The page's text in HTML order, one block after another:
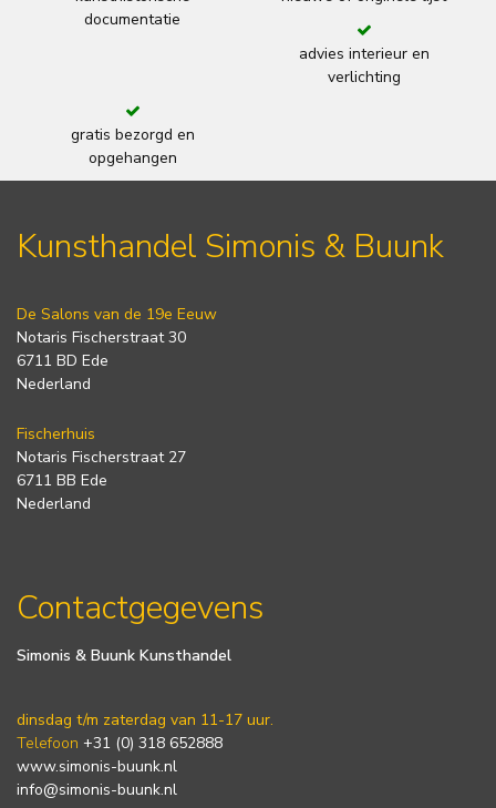
documentatie
advies interieur en
verlichting
gratis bezorgd en
opgehangen
Kunsthandel Simonis & Buunk
De Salons van de 19e Eeuw
Notaris Fischerstraat 30
6711 BD Ede
Nederland
Fischerhuis
Notaris Fischerstraat 27
6711 BB Ede
Nederland
Contactgegevens
Simonis & Buunk Kunsthandel
dinsdag t/m zaterdag van 11-17 uur.
Telefoon +31 (0) 318 652888
www.simonis-buunk.nl
info@simonis-buunk.nl